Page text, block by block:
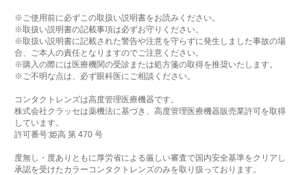
※ご使用前に必ずこの取扱い説明書をお読みください。
※取扱い説明書の記載事項は必ずお守りください。
※取扱い説明書に記載された警告や注意を守らずに発生しました事故の場
合、ご本人の責任となりますのでご注意ください。
※購入の際には医療機関の受診または処方箋の取得を推奨いたします。
※ご不明な点は、必ず眼科医にご相談ください。
コンタクトレンズは高度管理医療機器です。
株式会社クラッセは薬機法に基づき、高度管理医療機器販売業許可を取得
しています。
許可番号:姫高 第 470 号
度無し・度ありともに厚労省による厳しい審査で国内安全基準をクリアし
承認を受けたカラーコンタクトレンズのみを取り扱っております。